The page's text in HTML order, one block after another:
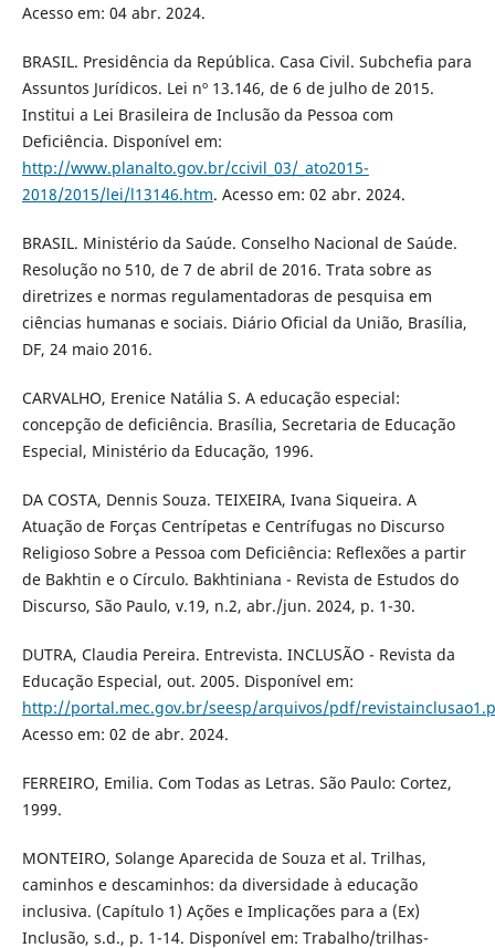
Acesso em: 04 abr. 2024.
BRASIL. Presidência da República. Casa Civil. Subchefia para
Assuntos Jurídicos. Lei nº 13.146, de 6 de julho de 2015.
Institui a Lei Brasileira de Inclusão da Pessoa com
Deficiência. Disponível em:
http://www.planalto.gov.br/ccivil_03/_ato2015-
2018/2015/lei/l13146.htm. Acesso em: 02 abr. 2024.
BRASIL. Ministério da Saúde. Conselho Nacional de Saúde.
Resolução no 510, de 7 de abril de 2016. Trata sobre as
diretrizes e normas regulamentadoras de pesquisa em
ciências humanas e sociais. Diário Oficial da União, Brasília,
DF, 24 maio 2016.
CARVALHO, Erenice Natália S. A educação especial:
concepção de deficiência. Brasília, Secretaria de Educação
Especial, Ministério da Educação, 1996.
DA COSTA, Dennis Souza. TEIXEIRA, Ivana Siqueira. A
Atuação de Forças Centrípetas e Centrífugas no Discurso
Religioso Sobre a Pessoa com Deficiência: Reflexões a partir
de Bakhtin e o Círculo. Bakhtiniana - Revista de Estudos do
Discurso, São Paulo, v.19, n.2, abr./jun. 2024, p. 1-30.
DUTRA, Claudia Pereira. Entrevista. INCLUSÃO - Revista da
Educação Especial, out. 2005. Disponível em:
http://portal.mec.gov.br/seesp/arquivos/pdf/
Acesso em: 02 de abr. 2024.
FERREIRO, Emilia. Com Todas as Letras. São Paulo: Cortez,
1999.
MONTEIRO, Solange Aparecida de Souza et al. Trilhas,
caminhos e descaminhos: da diversidade à educação
inclusiva. (Capítulo 1) Ações e Implicações para a (Ex)
Inclusão, s.d., p. 1-14. Disponível em: Trabalho/trilhas-